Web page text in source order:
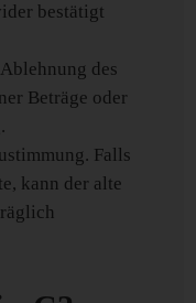
bestätigt
Ablehnung des
Beträge oder
Falls
kann der alte